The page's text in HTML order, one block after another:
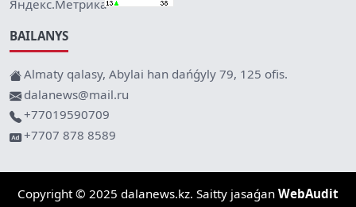
BAILANYS
Almaty qalasy, Abylai han dańǵyly 79, 125 ofis.
dalanews@mail.ru
+77019590709
+7707 878 8589
Copyright © 2025 dalanews.kz. Saitty jasaǵan WebAudit